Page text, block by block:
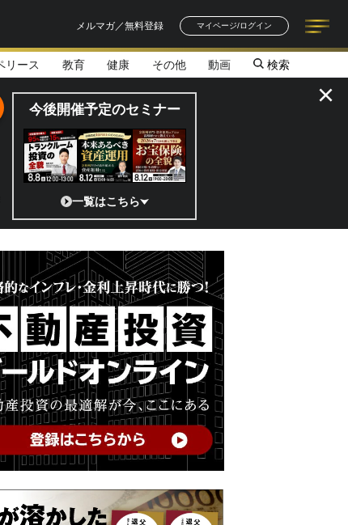
メルマガ／無料登録
マイページ/ログイン
記事一覧
著者一覧
リース 教育 健康 その他 動画 検索
の宇宙ベンチャーのココがスゴイ！／補助金から実需へ、知られ
今後開催予定のセミナー
一覧はこちら
×